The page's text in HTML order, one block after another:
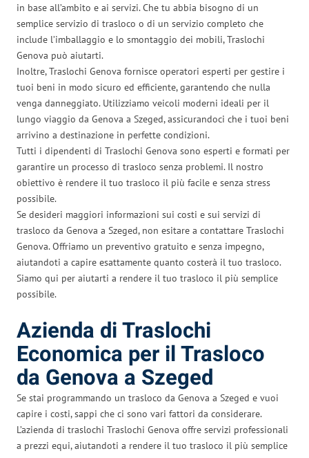
in base all’ambito e ai servizi. Che tu abbia bisogno di un
semplice servizio di trasloco o di un servizio completo che
include l’imballaggio e lo smontaggio dei mobili, Traslochi
Genova può aiutarti.
Inoltre, Traslochi Genova fornisce operatori esperti per gestire i
tuoi beni in modo sicuro ed efficiente, garantendo che nulla
venga danneggiato. Utilizziamo veicoli moderni ideali per il
lungo viaggio da Genova a Szeged, assicurandoci che i tuoi beni
arrivino a destinazione in perfette condizioni.
Tutti i dipendenti di Traslochi Genova sono esperti e formati per
garantire un processo di trasloco senza problemi. Il nostro
obiettivo è rendere il tuo trasloco il più facile e senza stress
possibile.
Se desideri maggiori informazioni sui costi e sui servizi di
trasloco da Genova a Szeged, non esitare a contattare Traslochi
Genova. Offriamo un preventivo gratuito e senza impegno,
aiutandoti a capire esattamente quanto costerà il tuo trasloco.
Siamo qui per aiutarti a rendere il tuo trasloco il più semplice
possibile.
Azienda di Traslochi
Economica per il Trasloco
da Genova a Szeged
Se stai programmando un trasloco da Genova a Szeged e vuoi
capire i costi, sappi che ci sono vari fattori da considerare.
L’azienda di traslochi Traslochi Genova offre servizi professionali
a prezzi equi, aiutandoti a rendere il tuo trasloco il più semplice